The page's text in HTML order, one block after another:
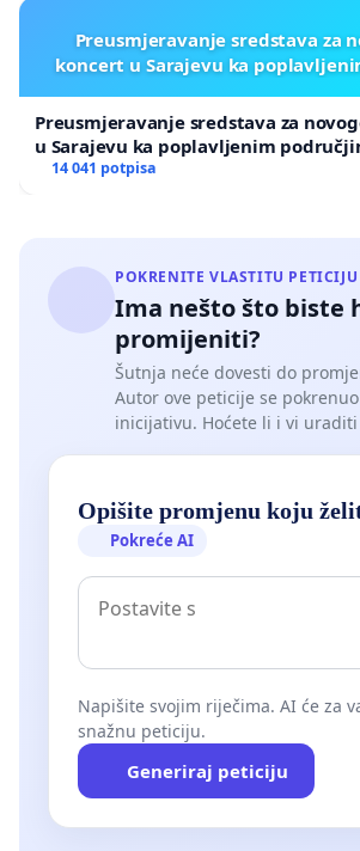
Preusmjeravanje sredstava za
koncert u Sarajevu ka
Preusmjeravanje sredstava za
u Sarajevu ka poplavljenim
14 041 potpisa
POKRENITE VLASTITU PETICIJU
Ima nešto što biste
promijeniti?
Šutnja neće dovesti do
Autor ove peticije se
inicijativu. Hoćete li i vi uraditi
Opišite promjenu koju
Pokreće AI
Napišite svojim riječima. AI će za
snažnu peticiju.
Generiraj peticiju